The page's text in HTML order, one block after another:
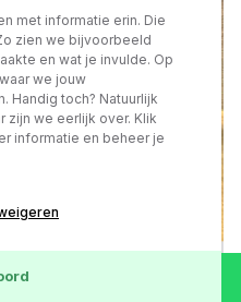
met informatie erin. Die
zien we bijvoorbeeld
en wat je invulde. Op
we jouw
Handig toch? Natuurlijk
zijn we eerlijk over. Klik
informatie en beheer je